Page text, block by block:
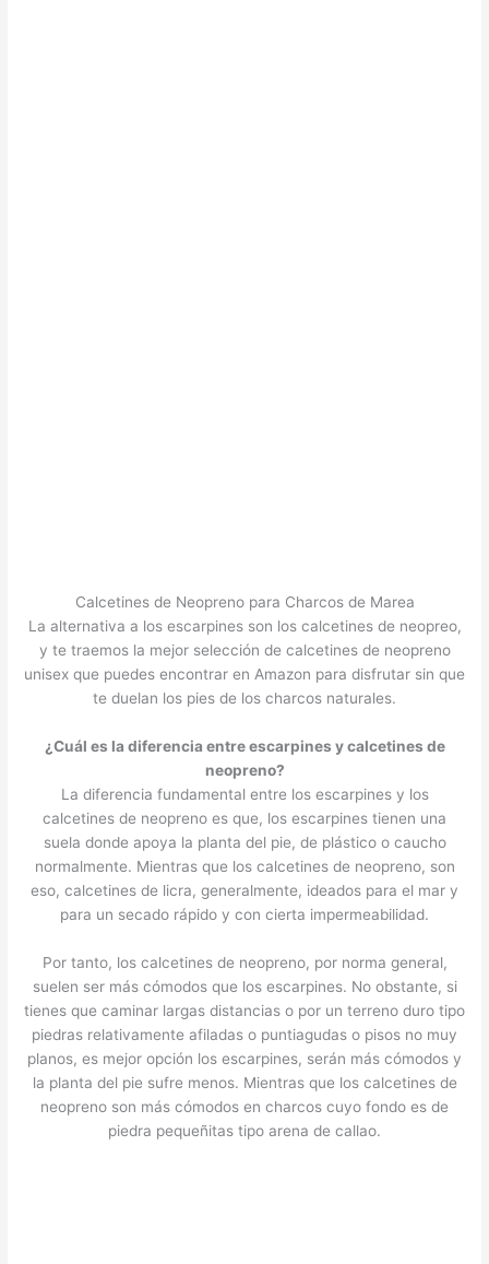
Calcetines de Neopreno para Charcos de Marea
La alternativa a los escarpines son los calcetines de neopreo,
y te traemos la mejor selección de calcetines de neopreno
unisex que puedes encontrar en Amazon para disfrutar sin que
te duelan los pies de los charcos naturales.
¿Cuál es la diferencia entre escarpines y calcetines de
neopreno?
La diferencia fundamental entre los escarpines y los
calcetines de neopreno es que, los escarpines tienen una
suela donde apoya la planta del pie, de plástico o caucho
normalmente. Mientras que los calcetines de neopreno, son
eso, calcetines de licra, generalmente, ideados para el mar y
para un secado rápido y con cierta impermeabilidad.
Por tanto, los calcetines de neopreno, por norma general,
suelen ser más cómodos que los escarpines. No obstante, si
tienes que caminar largas distancias o por un terreno duro tipo
piedras relativamente afiladas o puntiagudas o pisos no muy
planos, es mejor opción los escarpines, serán más cómodos y
la planta del pie sufre menos. Mientras que los calcetines de
neopreno son más cómodos en charcos cuyo fondo es de
piedra pequeñitas tipo arena de callao.